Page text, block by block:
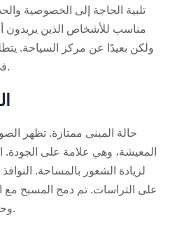
تلبية الحاجة إلى الخصوصية
مناسب للأشخاص الذين يريدون
ولكن بعيدًا عن مركز السياحة.
في الاعتناء بالحديقة والمباني.
حالة المبنى ممتازة. تظهر
المعيشة، وهي علامة على الجودة.
لزيادة الشعور بالمساحة.
على التراسات. تم دمج المسبح
وحمامات السباحة بمواد حديثة.